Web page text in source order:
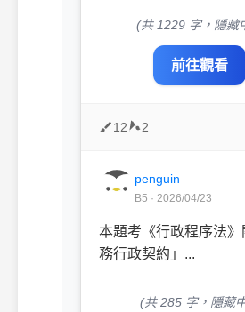
(共 1229 字，隱藏
前往觀看
12 2
penguin
B5 · 2026/04/23
本題考《行政程序法》
務行政契約」...
(共 285 字，隱藏中